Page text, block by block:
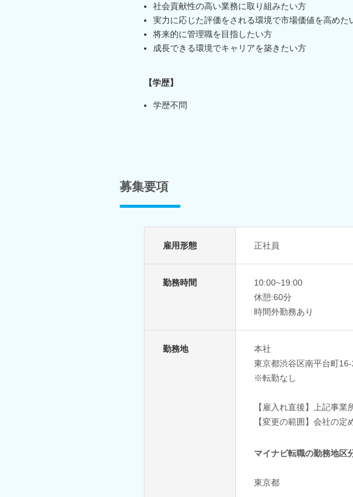
社会貢献性の高い業務に取り組みたい方
実力に応じた評価をされる環境で市場価値を高めた
将来的に管理職を目指したい方
成長できる環境でキャリアを築きたい方
【学歴】
学歴不問
募集要項
雇用形態 正社員
勤務時間
10:00~19:00
休憩:60分
時間外勤務あり
勤務地
本社
東京都渋谷区南平台町
※転勤なし
【雇入れ直後】上記事業
【変更の範囲】会社の定
マイナビ転職の勤務地区
東京都